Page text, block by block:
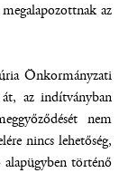
az
Önkormányzati
az indítványban
nem
nincs lehetőség,
történő